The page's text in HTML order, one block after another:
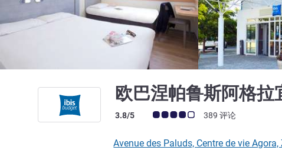
欧巴涅帕鲁斯阿格拉
客户意见评级 (ALL 评级)
3.8/5 389 评论
Avenue des Paluds, Centre de vie